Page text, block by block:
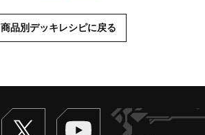
商品別デッキレシピに戻る
Twitter ヴァンガードch